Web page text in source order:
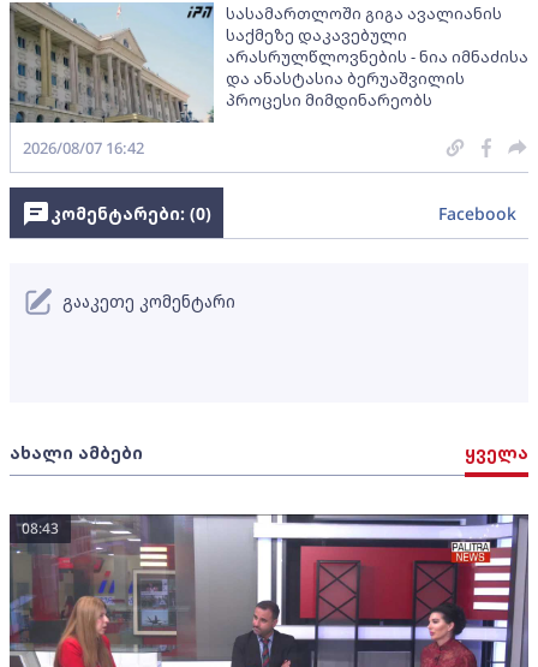
სასამართლოში გიგა ავალიანის
საქმეზე დაკავებული
არასრულწლოვნების - ნია იმნაძისა
და ანასტასია ბერუაშვილის
პროცესი მიმდინარეობს
2026/08/07 16:42
ახალი ამბები ყველა
08:43
კომენტარები: (0) Facebook
გააკეთე კომენტარი